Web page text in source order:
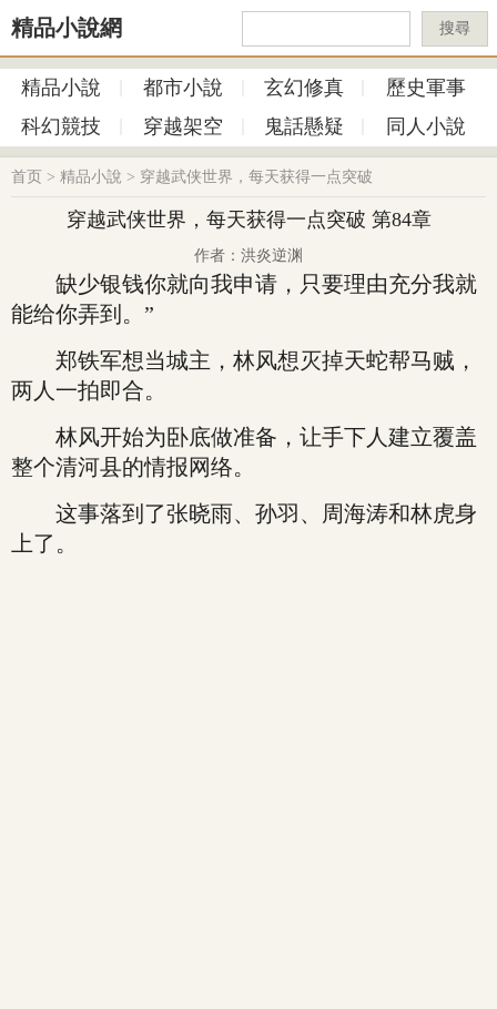
精品小說網 搜尋
精品小說 都市小說 玄幻修真
歷史軍事
科幻競技
穿越架空 鬼話懸疑 同人小說
首页 > 精品小說 > 穿越武侠世界，每天获得一点突破
穿越武侠世界，每天获得一点突破 第84章
作者：洪炎逆渊
缺少银钱你就向我申请，只要理由充分我就
能给你弄到。”
郑铁军想当城主，林风想灭掉天蛇帮马贼，
两人一拍即合。
林风开始为卧底做准备，让手下人建立覆盖
整个清河县的情报网络。
这事落到了张晓雨、孙羽、周海涛和林虎身
上了。